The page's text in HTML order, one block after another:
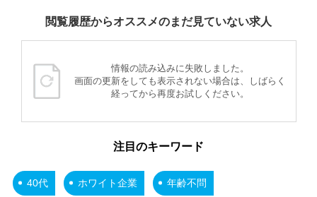
閲覧履歴からオススメのまだ見ていない求人
情報の読み込みに失敗しました。
画面の更新をしても表示されない場合は、しばらく
経ってから再度お試しください。
注目のキーワード
40代 ホワイト企業 年齢不問